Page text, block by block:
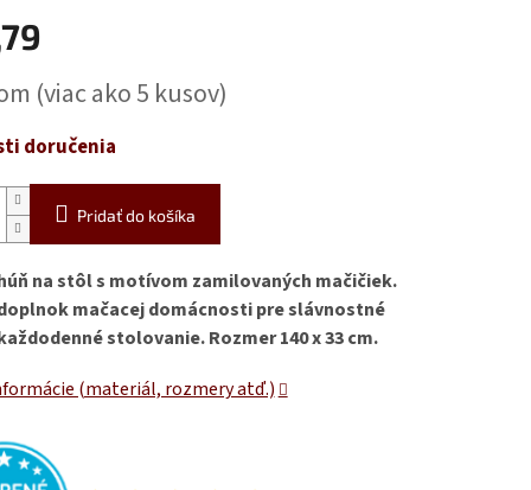
(viac ako 5 kusov)
doručenia
Pridať do košíka
na stôl s motívom zamilovaných mačičiek.
mačacej domácnosti pre slávnostné
stolovanie. Rozmer 140 x 33 cm.
(materiál, rozmery atď.)